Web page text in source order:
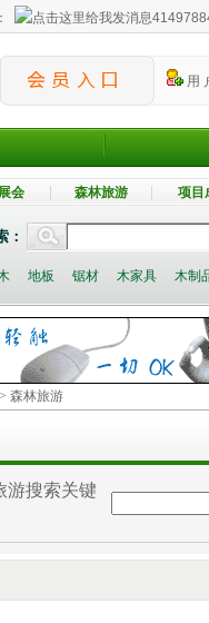
用
会 森林旅游 项目
：
地板 锯材 木家具 木制
森林旅游
游搜索关键